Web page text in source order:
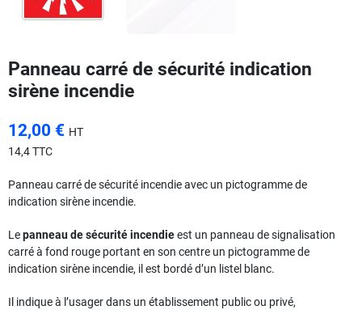
Panneau carré de sécurité indication
sirène incendie
12,00 € HT
14,4 TTC
Panneau carré de sécurité incendie avec un pictogramme de
indication sirène incendie.
Lepanneau de sécurité incendieest un panneau de signalisation
carré à fond rouge portant en son centre un pictogramme de
indication sirène incendie, il est bordé d’un listel blanc.
Il indique à l’usager dans un établissement public ou privé,